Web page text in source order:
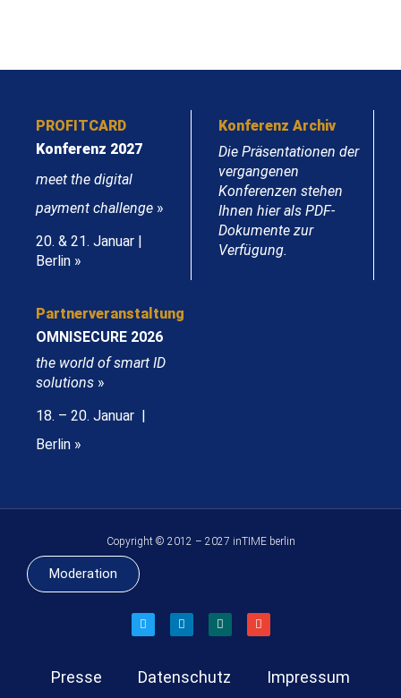
PROFITCARD
Konferenz 2027
meet the digital
payment challenge »
20. & 21. Januar |
Berlin »
Konferenz Archiv
Die Präsentationen der
vergangenen
Konferenzen stehen
Ihnen hier als PDF-
Dokumente zur
Verfügung.
Partnerveranstaltung
OMNISECURE 2026
the world of smart ID
solutions »
18. – 20. Januar |
Berlin »
Copyright © 2012 – 2027 inTIME berlin
Moderation
Presse Datenschutz Impressum